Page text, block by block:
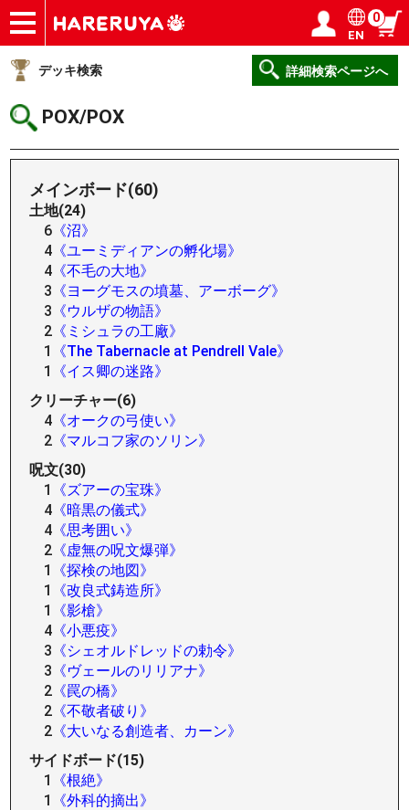
ショップ
買取
記事
デッキ検索
デッキ構築
選手一覧
店舗一覧
イベント
ヘルプ
お問い合わせ ログイン／会員登録
EN
0
デッキ検索 詳細検索ページへ
POX/POX
メインボード(60)
土地(24)
6 《沼》
4 《ユーミディアンの孵化場》
4 《不毛の大地》
3 《ヨーグモスの墳墓、アーボーグ》
3 《ウルザの物語》
2 《ミシュラの工廠》
1
《The Tabernacle at Pendrell Vale》
1
《イス卿の迷路》
クリーチャー(6)
4 《オークの弓使い》
2 《マルコフ家のソリン》
呪文(30)
1
《ズアーの宝珠》
4 《暗黒の儀式》
4 《思考囲い》
2 《虚無の呪文爆弾》
1
《探検の地図》
1
《改良式鋳造所》
1
《影槍》
4 《小悪疫》
3 《シェオルドレッドの勅令》
3 《ヴェールのリリアナ》
2 《罠の橋》
2 《不敬者破り》
2 《大いなる創造者、カーン》
サイドボード(15)
1
《根絶》
1
《外科的摘出》